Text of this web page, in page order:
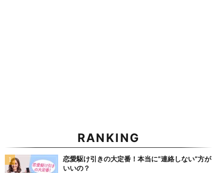
RANKING
恋愛駆け引きの大定番！本当に”連絡しない”方が
いいの？